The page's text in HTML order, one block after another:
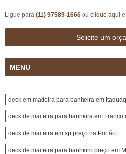
Ligue para (11) 97589-1666 ou clique aqui e
Solicite um
MENU
deck em madeira para banheira em
deck de madeira para banheira em Franco
deck de madeira em sp preço na Portão
deck de madeira para banheiro preço em